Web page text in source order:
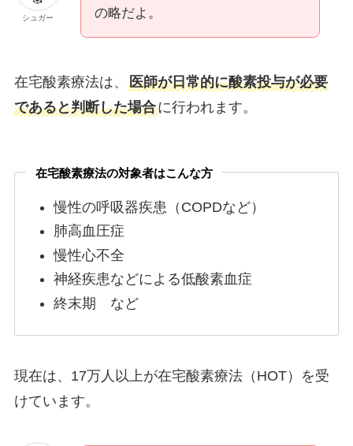
シュガー
の略だよ。
在宅酸素療法は、 医師が日常的に酸素投与が必要
であると判断した場合に行われます。
在宅酸素療法の対象者はこんな方
慢性の呼吸器疾患（COPDなど）
肺高血圧症
慢性心不全
神経疾患などによる低酸素血症
終末期 など
現在は、17万人以上が在宅酸素療法（HOT）を受
けています。